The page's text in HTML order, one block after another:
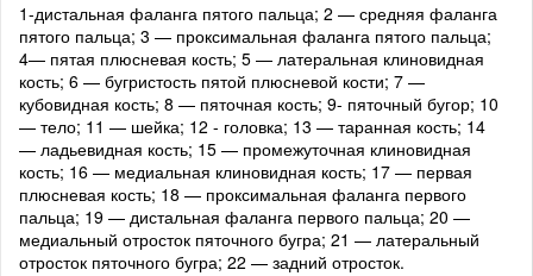
1-дистальная фаланга пятого пальца; 2 — средняя фаланга
пятого пальца; 3 — проксимальная фаланга пятого пальца;
4— пятая плюсневая кость; 5 — латеральная клиновидная
кость; 6 — бугристость пятой плюсневой кости; 7 —
кубовидная кость; 8 — пяточная кость; 9- пяточный бугор; 10
— тело; 11 — шейка; 12 - головка; 13 — таранная кость; 14
— ладьевидная кость; 15 — промежуточная клиновидная
кость; 16 — медиальная клиновидная кость; 17 — первая
плюсневая кость; 18 — проксимальная фаланга первого
пальца; 19 — дистальная фаланга первого пальца; 20 —
медиальный отросток пяточного бугра; 21 — латеральный
отросток пяточного бугра; 22 — задний отросток.